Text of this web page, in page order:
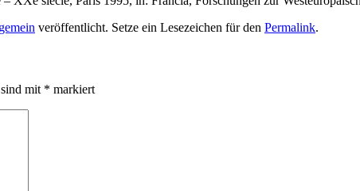
veröffentlicht. Setze ein Lesezeichen für den Permalink.
mit * markiert